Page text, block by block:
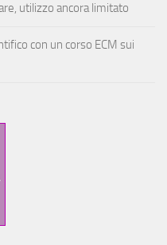
utilizzo ancora limitato
con un corso ECM sui